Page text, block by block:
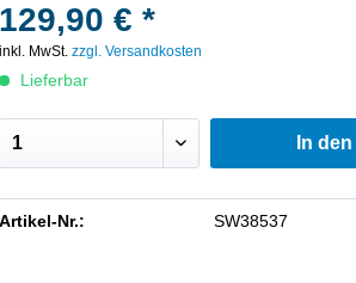
129,90 € *
inkl. MwSt.zzgl. Versandkosten
Lieferbar
In den
Artikel-Nr.: SW38537